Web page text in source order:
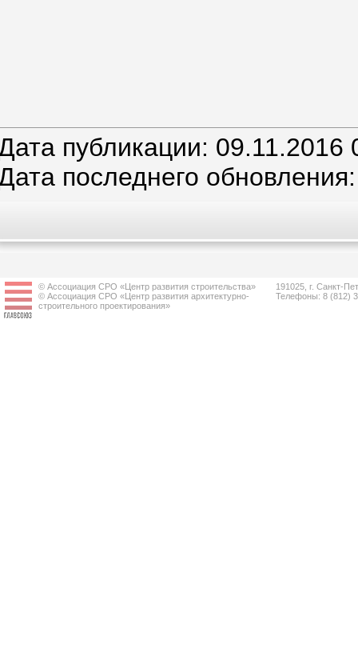
публикации: 09.11.2016
последнего
© Ассоциация СРО «Центр развития строительства»
© Ассоциация СРО «Центр развития архитектурно-
строительного проектирования»
191025, г. Санкт-
Телефоны: 8 (812)